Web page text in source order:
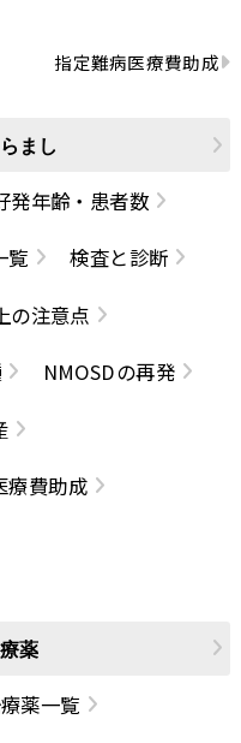
指定難病医療費助成
まし
発年齢・患者数
覧
検査と診断
の注意点
NMOSDの再発
療費助成
薬
薬一覧